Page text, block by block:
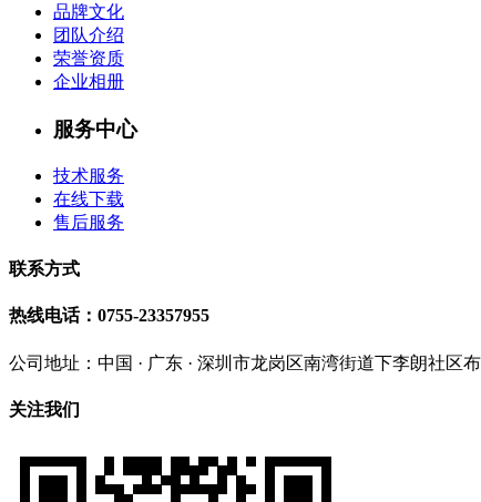
品牌文化
团队介绍
荣誉资质
企业相册
服务中心
技术服务
在线下载
售后服务
联系方式
热线电话： 0755-23357955
公司地址： 中国 · 广东 · 深圳市龙岗区南湾街道下李朗社区
关注我们